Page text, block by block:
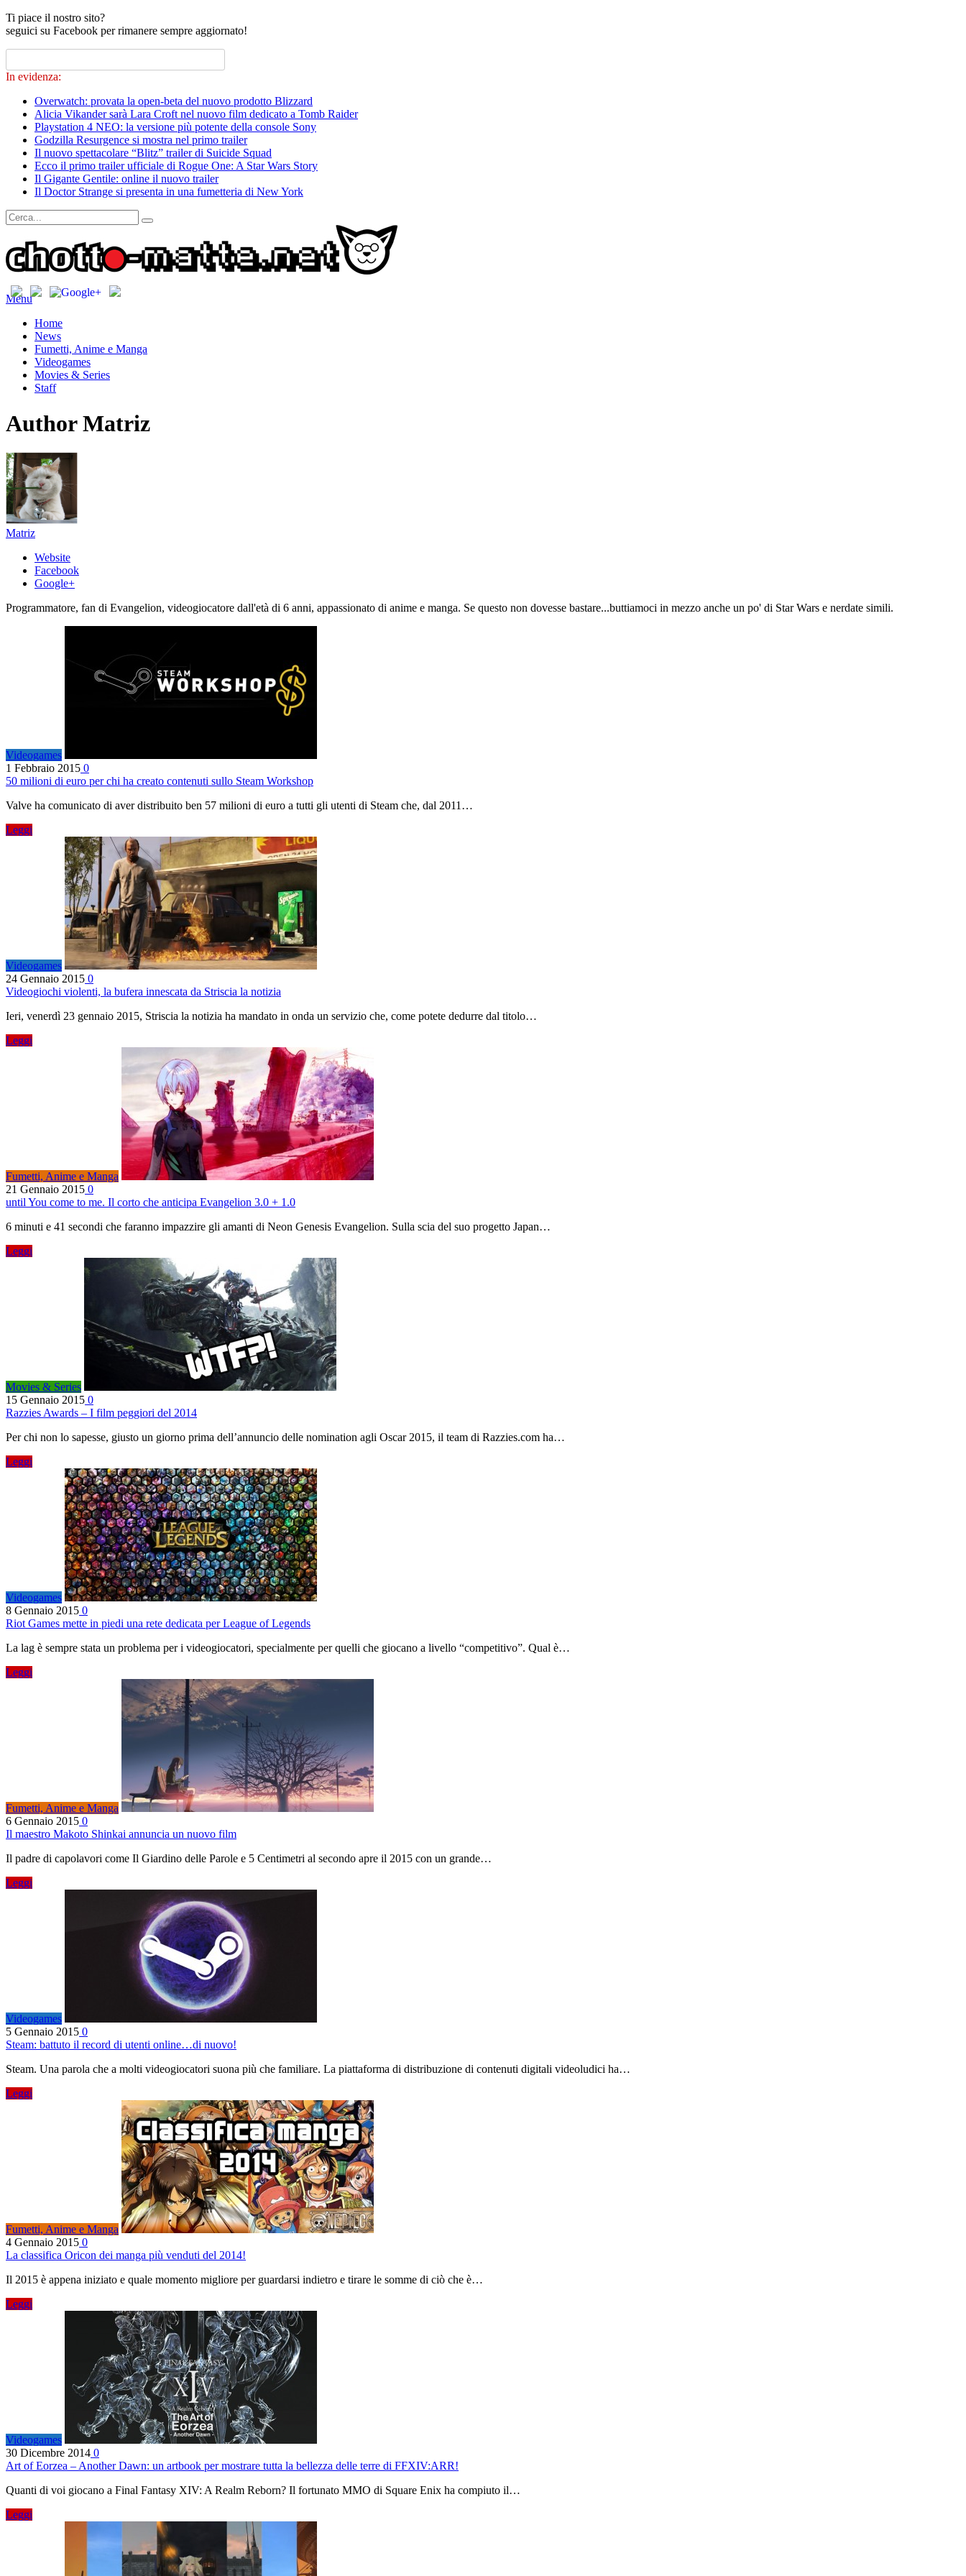
Ti piace il nostro sito?
seguici su Facebook per rimanere sempre aggiornato!
In evidenza:
Overwatch: provata la open-beta del nuovo prodotto Blizzard
Alicia Vikander sarà Lara Croft nel nuovo film dedicato a Tomb Raider
Playstation 4 NEO: la versione più potente della console Sony
Godzilla Resurgence si mostra nel primo trailer
Il nuovo spettacolare “Blitz” trailer di Suicide Squad
Ecco il primo trailer ufficiale di Rogue One: A Star Wars Story
Il Gigante Gentile: online il nuovo trailer
Il Doctor Strange si presenta in una fumetteria di New York
Menu
Home
News
Fumetti, Anime e Manga
Videogames
Movies & Series
Staff
AuthorMatriz
Matriz
Website
Facebook
Google+
Programmatore, fan di Evangelion, videogiocatore dall'età di 6 anni, appassionato di anime e manga. Se questo non dovesse bastare...buttiamoci in mezzo anche un po' di Star Wars e nerdate simili.
Videogames
1 Febbraio 2015 0
50 milioni di euro per chi ha creato contenuti sullo Steam Workshop
Valve ha comunicato di aver distribuito ben 57 milioni di euro a tutti gli utenti di Steam che, dal 2011…
Leggi
Videogames
24 Gennaio 2015 0
Videogiochi violenti, la bufera innescata da Striscia la notizia
Ieri, venerdì 23 gennaio 2015, Striscia la notizia ha mandato in onda un servizio che, come potete dedurre dal titolo…
Leggi
Fumetti, Anime e Manga
21 Gennaio 2015 0
until You come to me. Il corto che anticipa Evangelion 3.0 + 1.0
6 minuti e 41 secondi che faranno impazzire gli amanti di Neon Genesis Evangelion. Sulla scia del suo progetto Japan…
Leggi
Movies & Series
15 Gennaio 2015 0
Razzies Awards – I film peggiori del 2014
Per chi non lo sapesse, giusto un giorno prima dell’annuncio delle nomination agli Oscar 2015, il team di Razzies.com ha…
Leggi
Videogames
8 Gennaio 2015 0
Riot Games mette in piedi una rete dedicata per League of Legends
La lag è sempre stata un problema per i videogiocatori, specialmente per quelli che giocano a livello “competitivo”. Qual è…
Leggi
Fumetti, Anime e Manga
6 Gennaio 2015 0
Il maestro Makoto Shinkai annuncia un nuovo film
Il padre di capolavori come Il Giardino delle Parole e 5 Centimetri al secondo apre il 2015 con un grande…
Leggi
Videogames
5 Gennaio 2015 0
Steam: battuto il record di utenti online…di nuovo!
Steam. Una parola che a molti videogiocatori suona più che familiare. La piattaforma di distribuzione di contenuti digitali videoludici ha…
Leggi
Fumetti, Anime e Manga
4 Gennaio 2015 0
La classifica Oricon dei manga più venduti del 2014!
Il 2015 è appena iniziato e quale momento migliore per guardarsi indietro e tirare le somme di ciò che è…
Leggi
Videogames
30 Dicembre 2014 0
Art of Eorzea – Another Dawn: un artbook per mostrare tutta la bellezza delle terre di FFXIV:ARR!
Quanti di voi giocano a Final Fantasy XIV: A Realm Reborn? Il fortunato MMO di Square Enix ha compiuto il…
Leggi